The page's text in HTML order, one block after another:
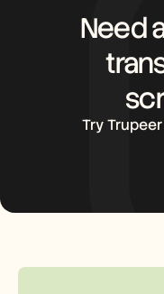
Need
Try